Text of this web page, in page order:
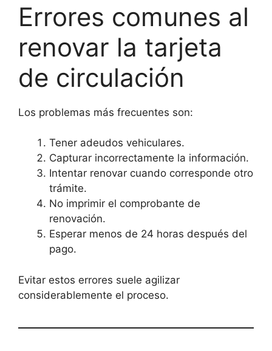
Errores comunes al
renovar la tarjeta
de circulación
Los problemas más frecuentes son:
Tener adeudos vehiculares.
Capturar incorrectamente la información.
Intentar renovar cuando corresponde otro
trámite.
No imprimir el comprobante de
renovación.
Esperar menos de 24 horas después del
pago.
Evitar estos errores suele agilizar
considerablemente el proceso.